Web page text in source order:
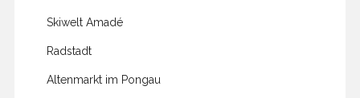
Skiwelt Amadé
Radstadt
Altenmarkt im Pongau